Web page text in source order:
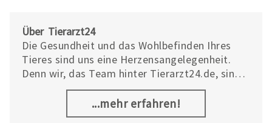
Über Tierarzt24
Die Gesundheit und das Wohlbefinden Ihres
Tieres sind uns eine Herzensangelegenheit.
Denn wir, das Team hinter Tierarzt24.de, sind
Tierfreunde, Tierbesitzer und Tierärzte. Daher
haben alle Produkte unserer Tierarzt24 Marke
eines gemeinsam: Sie wurden mit tierärztlicher
...mehr erfahren!